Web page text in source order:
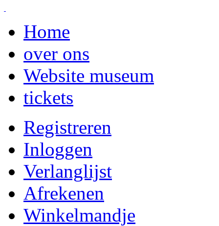
Home
over ons
Website museum
tickets
Registreren
Inloggen
Verlanglijst
Afrekenen
Winkelmandje